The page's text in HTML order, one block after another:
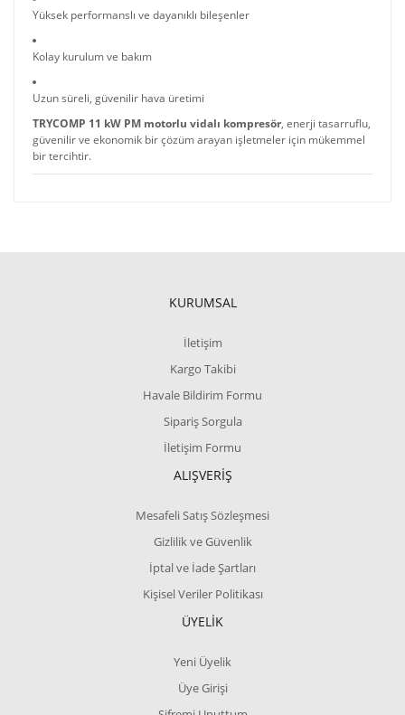
Yüksek performanslı ve dayanıklı bileşenler
Kolay kurulum ve bakım
Uzun süreli, güvenilir hava üretimi
TRYCOMP 11 kW PM motorlu vidalı kompresör, enerji tasarruflu,
güvenilir ve ekonomik bir çözüm arayan işletmeler için mükemmel
bir tercihtir.
KURUMSAL
İletişim
Kargo Takibi
Havale Bildirim Formu
Sipariş Sorgula
İletişim Formu
ALIŞVERİŞ
Mesafeli Satış Sözleşmesi
Gizlilik ve Güvenlik
İptal ve İade Şartları
Kişisel Veriler Politikası
ÜYELİK
Yeni Üyelik
Üye Girişi